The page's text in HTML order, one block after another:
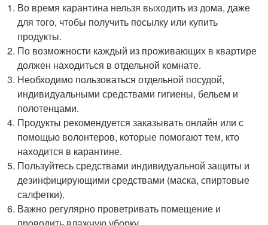
Во время карантина нельзя выходить из дома, даже
для того, чтобы получить посылку или купить
продукты.
По возможности каждый из проживающих в квартире
должен находиться в отдельной комнате.
Необходимо пользоваться отдельной посудой,
индивидуальными средствами гигиены, бельем и
полотенцами.
Продукты рекомендуется заказывать онлайн или с
помощью волонтеров, которые помогают тем, кто
находится в карантине.
Пользуйтесь средствами индивидуальной защиты и
дезинфицирующими средствами (маска, спиртовые
салфетки).
Важно регулярно проветривать помещение и